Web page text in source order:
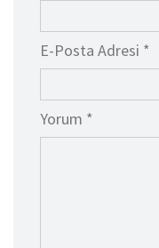
E-Posta Adresi *
Yorum *